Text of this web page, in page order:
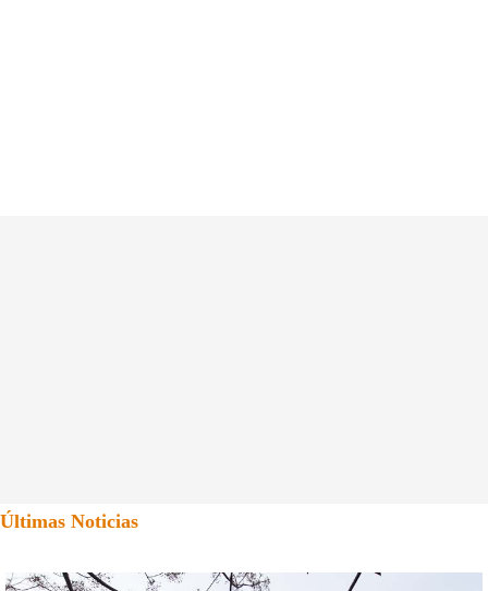
Últimas Noticias